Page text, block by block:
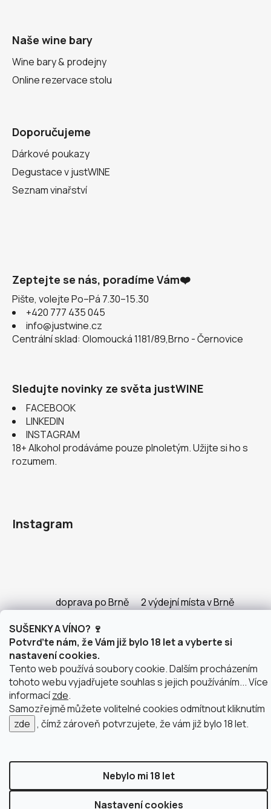
SUŠENKY A VÍNO? 🍷
Potvrďte nám, že Vám již bylo 18 let a vyberte si
nastavení cookies.
Tento web používá soubory cookie. Dalším procházením
tohoto webu vyjadřujete souhlas s jejich používáním... Více
informacízde.
Samozřejmě můžete volitelné cookies odmítnout kliknutím
zde , čímž zároveň potvrzujete, že vám již bylo 18 let.
Nebylo mi 18 let
Nastavení cookies
Naše wine bary
Wine bary & prodejny
Online rezervace stolu
Doporučujeme
Dárkové poukazy
Degustace v justWINE
Seznam vinařství
Zeptejte se nás, poradíme Vám❤️
Pište, volejte Po–Pá 7.30–15.30
+420 777 435 045
info@justwine.cz
Centrální sklad: Olomoucká 1181/89,Brno - Černovice
Sledujte novinky ze světa justWINE
FACEBOOK
LINKEDIN
INSTAGRAM
18+ Alkohol prodáváme pouze plnoletým. Užijte si ho s
rozumem.
Instagram
doprava po Brně 2 výdejní místa v Brně
Copyright 2026justWINE. Všechna práva vyhrazena.
Upravit nastavení cookies